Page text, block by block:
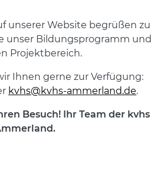
unserer Website begrüßen zu
unser Bildungsprogramm und
Projektbereich.
Ihnen gerne zur Verfügung:
kvhs@kvhs-ammerland.de.
Besuch! Ihr Team der kvhs